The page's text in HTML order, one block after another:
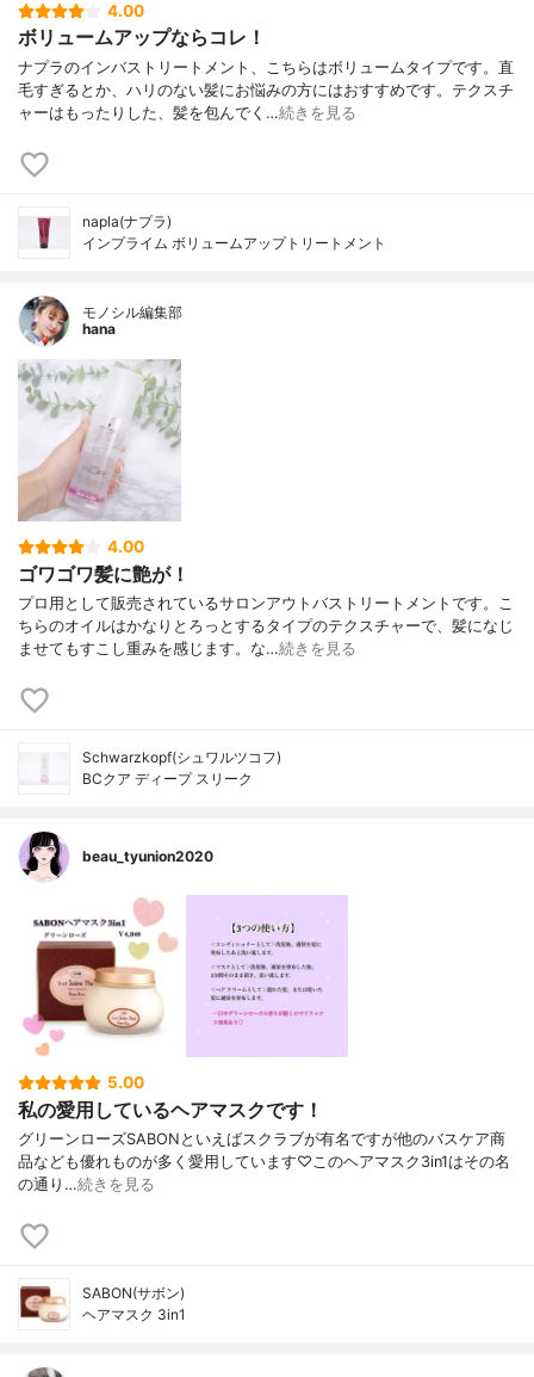
4.00
ボリュームアップならコレ！
ナプラのインバストリートメント、こちらはボリュームタイプです。直
毛すぎるとか、ハリのない髪にお悩みの方にはおすすめです。テクスチ
ャーはもったりした、髪を包んでく…続きを見る
napla(ナプラ)
インプライム ボリュームアップトリートメント
モノシル編集部
hana
4.00
ゴワゴワ髪に艶が！
プロ用として販売されているサロンアウトバストリートメントです。こ
ちらのオイルはかなりとろっとするタイプのテクスチャーで、髪になじ
ませてもすこし重みを感じます。な…続きを見る
Schwarzkopf(シュワルツコフ)
BCクア ディープ スリーク
beau_tyunion2020
5.00
私の愛用しているヘアマスクです！
グリーンローズSABONといえばスクラブが有名ですが他のバスケア商
品なども優れものが多く愛用しています♡このヘアマスク3in1はその名
の通り…続きを見る
SABON(サボン)
ヘアマスク 3in1